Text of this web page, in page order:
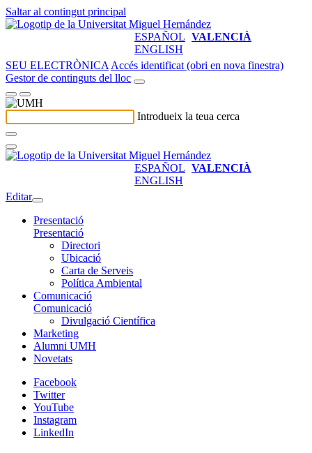
Saltar al contingut principal
ESPAÑOL VALENCIÀ
ENGLISH
SEU ELECTRÒNICA Accés identificat (obri en nova finestra)
Gestor de continguts del lloc
Introdueix la teua cerca
ESPAÑOL VALENCIÀ
ENGLISH
Editar
Presentació
Presentació
Directori
Ubicació
Carta de Serveis
Política Ambiental
Comunicació
Comunicació
Divulgació Científica
Marketing
Alumni UMH
Novetats
Facebook
Twitter
YouTube
Instagram
LinkedIn